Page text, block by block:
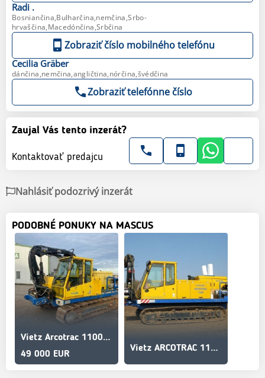
Radi .
Bosniančina,Bulharčina,nemčina,Srbo-
hrvaščina,Macedónčina,Srbčina
Zobraziť číslo mobilného telefónu
Cecilia Gräber
dánčina,nemčina,angličtina,nórčina,švédčina
Zobraziť telefónne číslo
Zaujal Vás tento inzerát?
Kontaktovať predajcu
Nahlásiť podozrivý inzerát
PODOBNÉ PONUKY NA MASCUS
Vietz Arcotrac 1100-4 MIETE / RENTAL (12005533)
49 000 EUR
Vietz ARCOTRAC 1100-4 4x MIETE / RENTAL